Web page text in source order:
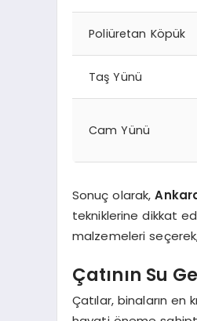
Poliüretan Köpük
Taş Yünü
Cam Yünü
Sonuç olarak,
tekniklerine dikkat
malzemeleri
Çatının Su
Çatılar, binaların en